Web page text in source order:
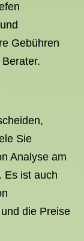
Gebühren
Sie
Analyse am
Es ist auch
die Preise